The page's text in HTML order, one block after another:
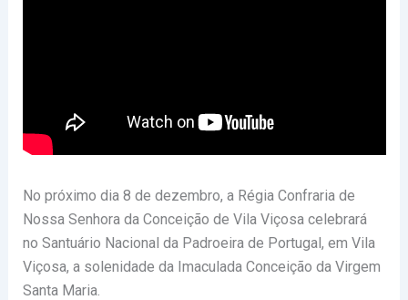
No próximo dia 8 de dezembro, a Régia Confraria de
Nossa Senhora da Conceição de Vila Viçosa celebrará
no Santuário Nacional da Padroeira de Portugal, em Vila
Viçosa, a solenidade da Imaculada Conceição da Virgem
Santa Maria.